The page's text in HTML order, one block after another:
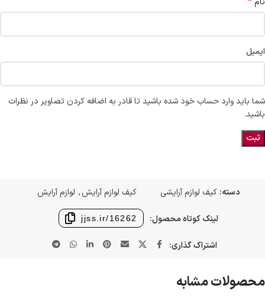
ایمیل
شما باید وارد حساب خود شده باشید تا قادر به اضافه کردن تصاویر در نظرات
باشید.
دسته: کیف لوازم آرایشی کیف لوازم آرایش, لوازم آرایش
لینک کوتاه محصول: jjss.ir/16262
اشتراک گذاری:
محصولات مشابه